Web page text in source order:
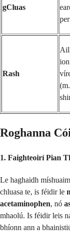
gCluas
Rash
Roghanna
1. Faighteoirí Pian
Le haghaidh
chluasa te, is féidir le
acetaminophen, nó
mhaolú. Is féidir leis
bhíonn ann a